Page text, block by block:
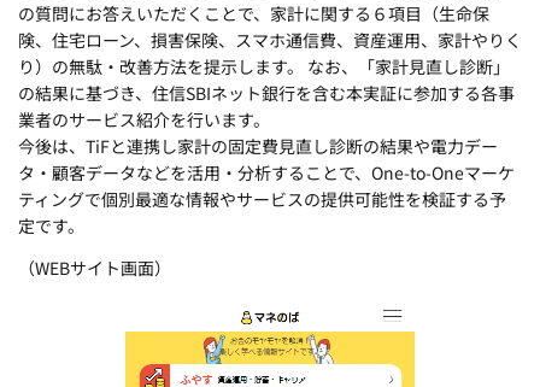
の質問にお答えいただくことで、家計に関する６項目（生命保
険、住宅ローン、損害保険、スマホ通信費、資産運用、家計やりく
り）の無駄・改善方法を提示します。 なお、「家計見直し診断」
の結果に基づき、住信SBIネット銀行を含む本実証に参加する各事
業者のサービス紹介を行います。
今後は、TiFと連携し家計の固定費見直し診断の結果や電力デー
タ・顧客データなどを活用・分析することで、One-to-Oneマーケ
ティングで個別最適な情報やサービスの提供可能性を検証する予
定です。
（WEBサイト画面）